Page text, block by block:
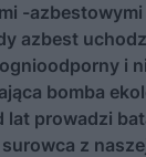
-azbestowymi
azbest
i
bomba
prowadzi
z